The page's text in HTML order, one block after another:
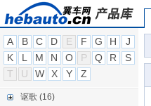
A B C D E F G H
J
K
L M N O P Q R
S
T
U W X Y Z
讴歌 (16)